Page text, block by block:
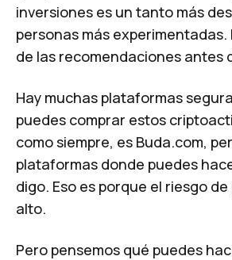
inversiones es un tanto más
personas más experimentadas.
de las recomendaciones antes
Hay muchas plataformas
puedes comprar estos
como siempre, es Buda.com,
plataformas donde puedes
digo. Eso es porque el riesgo
alto.
Pero pensemos qué puedes